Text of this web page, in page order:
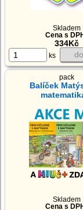
Skladem
Cena s
334Kč
ks
pack
Balíček
Skladem
Cena s